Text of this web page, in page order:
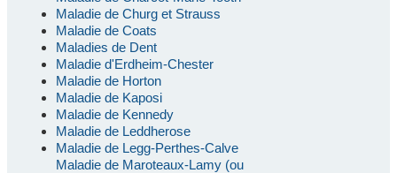
Maladie de Churg et Strauss
Maladie de Coats
Maladies de Dent
Maladie d'Erdheim-Chester
Maladie de Horton
Maladie de Kaposi
Maladie de Kennedy
Maladie de Leddherose
Maladie de Legg-Perthes-Calve
Maladie de Maroteaux-Lamy (ou